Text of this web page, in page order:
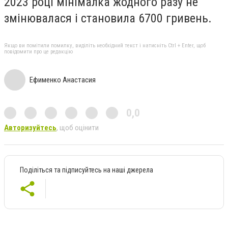
змінювалася і становила 6700 гривень.
Якщо ви помітили помилку, виділіть необхідний текст і натисніть Ctrl + Enter, щоб
повідомити про це редакцію
Ефименко Анастасия
0,0
Авторизуйтесь, щоб оцінити
Поділіться та підписуйтесь на наші джерела